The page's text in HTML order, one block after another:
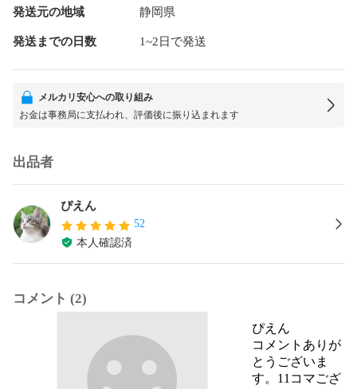
発送元の地域 静岡県
発送までの日数 1~2日で発送
メルカリ安心への取り組み
お金は事務局に支払われ、評価後に振り込まれます
出品者
ぴえん
52
本人確認済
コメント (2)
ぴえん
コメントありが
とうございま
す。11コマござ